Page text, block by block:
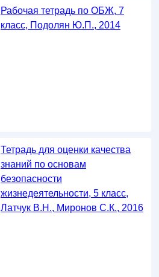
Рабочая тетрадь по ОБЖ, 7
класс, Подолян Ю.П., 2014
Тетрадь для оценки качества
знаний по основам
безопасности
жизнедеятельности, 5 класс,
Латчук В.Н., Миронов С.К., 2016